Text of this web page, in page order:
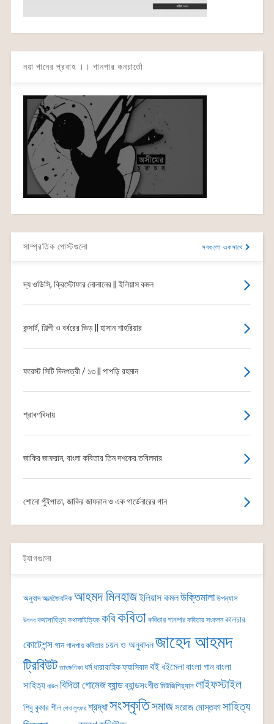
নয়া গানের প্রবাহ ।। গানপার কনচার্তো
সাম্প্রতিক পোস্টগুলো সবগুলো একসাথে
দ্য ওডিসি, ক্রিস্টোফার নোলানের || ইলিয়াস কমল
কন্সার্ট, শিল্পী ও বর্বরের ভিড় || হাসান শাহরিয়ার
ফরেস্ট সিটি দিনপত্রী / ১৩ || পাপড়ি রহমান
শ্রাবণবিদায়
জাকির জাফরান, বাংলা কবিতার তিন দশকের তবিলদার
শোনো পুঁইপাতা, জাকির জাফরান ও এক গার্ডেনারের গান
ট্যাগগুলো
অনুবাদ আত্মজৈবনিক আহমদ মিনহাজইলিয়াস কমলউক্তিমালা উপন্যাস
উৎসব কথাসাহিত্য কথাসাহিত্যিক কবিকবিতা কবিতার গানপার কবিতার সংকলন কালচার
কোটেশন্সগান গানপার কবিতার চয়ন ও অনুবাদনজাহেদ আহমদ
ট্রিবিউট তাৎক্ষণিকা ধর্ম ধারাবাহিকফ্যাসিবাদবইবইমেলাবাংলা গানবাংলা
সাহিত্য বাউল বিদিতা গোমেজব্যান্ডব্যান্ডসংগীত মিউজিশিয়্যান লাইফস্টাইল
শিবু কুমার শীল শেখ লুৎফর শ্রদ্ধাসংস্কৃতিসমাজসরোজ মোস্তফাসাহিত্য